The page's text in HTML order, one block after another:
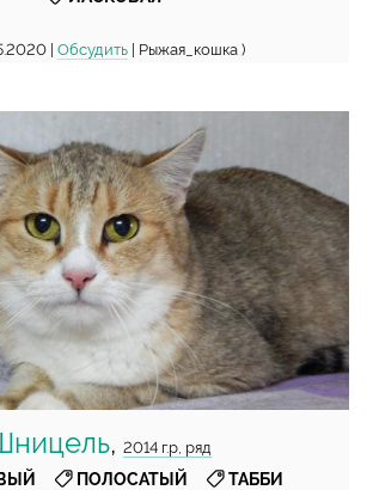
| Обсудить | Рыжая_кошка )
, 2014 г.р, ряд
ПОЛОСАТЫЙ ТАББИ